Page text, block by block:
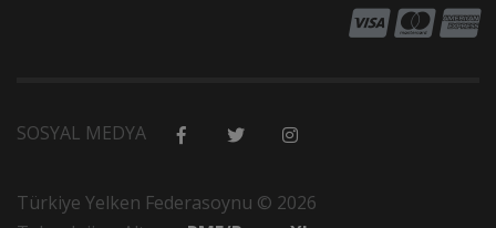
SOSYAL MEDYA
Türkiye Yelken Federasoynu © 2026